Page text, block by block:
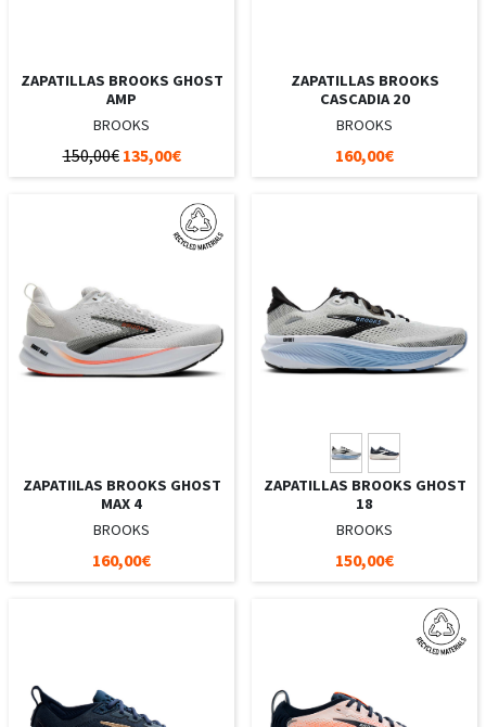
ZAPATILLAS BROOKS GHOST
AMP
BROOKS
150,00€ 135,00€
ZAPATILLAS BROOKS
CASCADIA 20
BROOKS
160,00€
ZAPATIILAS BROOKS GHOST
MAX 4
BROOKS
160,00€
ZAPATILLAS BROOKS GHOST
18
BROOKS
150,00€